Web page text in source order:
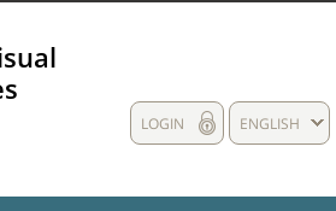
ENGLISH
LOGIN